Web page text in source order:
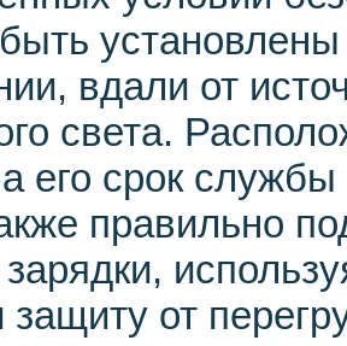
вдали от
света.
его срок
правильно
защиту от